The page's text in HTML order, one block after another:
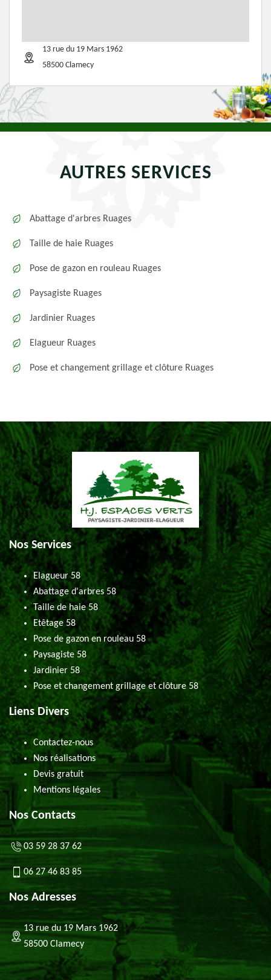
13 rue du 19 Mars 1962
58500 Clamecy
AUTRES SERVICES
Abattage d'arbres Ruages
Taille de haie Ruages
Pose de gazon en rouleau Ruages
Paysagiste Ruages
Jardinier Ruages
Elagueur Ruages
Pose et changement grillage et clôture Ruages
Nos Services
Elagueur 58
Abattage d'arbres 58
Taille de haie 58
Etêtage 58
Pose de gazon en rouleau 58
Paysagiste 58
Jardinier 58
Pose et changement grillage et clôture 58
Liens Divers
Contactez-nous
Nos réalisations
Devis gratuit
Mentions légales
Nos Contacts
03 59 28 37 62
06 27 46 83 85
Nos Adresses
13 rue du 19 Mars 1962
58500 Clamecy